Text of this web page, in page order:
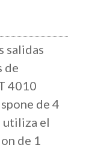
salidas
de
4010
de 4
utiliza el
de 1